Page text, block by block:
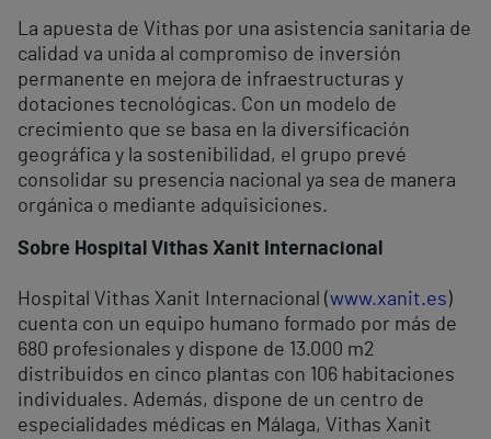
La apuesta de Vithas por una asistencia sanitaria de
calidad va unida al compromiso de inversión
permanente en mejora de infraestructuras y
dotaciones tecnológicas. Con un modelo de
crecimiento que se basa en la diversificación
geográfica y la sostenibilidad, el grupo prevé
consolidar su presencia nacional ya sea de manera
orgánica o mediante adquisiciones.
Sobre Hospital Vithas Xanit Internacional
Hospital Vithas Xanit Internacional (www.xanit.es)
cuenta con un equipo humano formado por más de
680 profesionales y dispone de 13.000 m2
distribuidos en cinco plantas con 106 habitaciones
individuales. Además, dispone de un centro de
especialidades médicas en Málaga, Vithas Xanit